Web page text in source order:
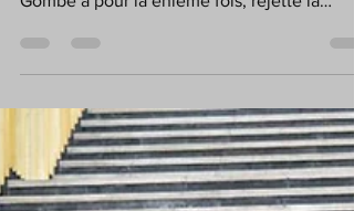
Gombe a pour la énième fois, rejetté la
demande de mise...